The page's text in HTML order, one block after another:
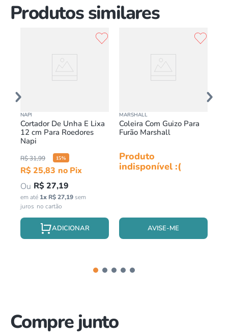
Produtos similares
NAPI
Cortador De Unha E Lixa
12 cm Para Roedores
Napi
R$31,99 15%
R$25,83
R$27,19
em até 1x R$27,19sem
juros
MARSHALL
Coleira Com Guizo Para
Furão Marshall
Produto
indisponível :(
AVISE-ME
Compre junto